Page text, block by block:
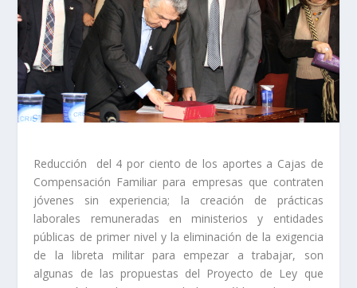
Reducción del 4 por ciento de los aportes a Cajas de
Compensación Familiar para empresas que contraten
jóvenes sin experiencia; la creación de prácticas
laborales remuneradas en ministerios y entidades
públicas de primer nivel y la eliminación de la exigencia
de la libreta militar para empezar a trabajar, son
algunas de las propuestas del Proyecto de Ley que